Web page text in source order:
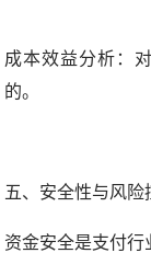
成本效益分析：
的。
五、安全性与风险
资金安全是支付行